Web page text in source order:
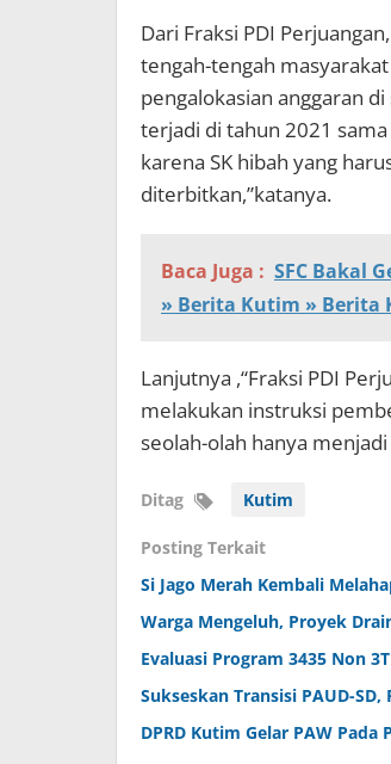
Dari Fraksi PDI
tengah-tengah
pengalokasian anggaran
terjadi di tahun 2021
karena SK hibah yang
diterbitkan,”katanya.
Baca Juga : SFC Bakal
» Berita Kutim » Berita
Lanjutnya ,“Fraksi PDI
melakukan instruksi
seolah-olah hanya
Ditag Kutim
Posting Terkait
Si Jago Merah Kembali
Warga Mengeluh, Proyek
Evaluasi Program 3435 Non
Sukseskan Transisi PAUD-
DPRD Kutim Gelar PAW